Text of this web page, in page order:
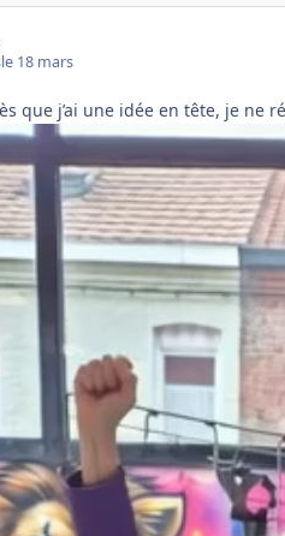
le 18 mars
que j’ai une idée en tête, je ne